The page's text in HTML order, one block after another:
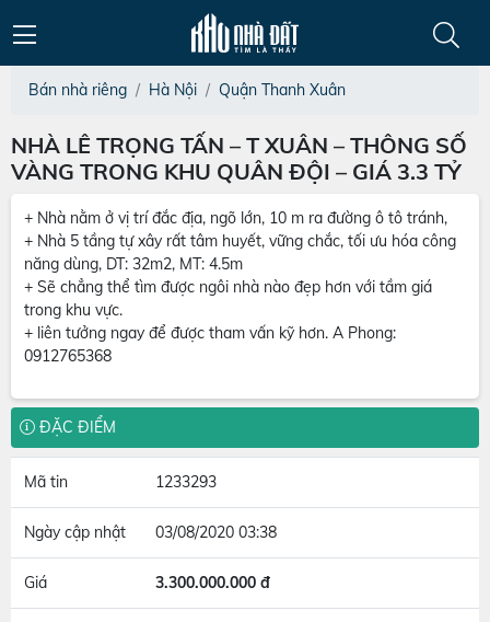
Bán nhà riêng Hà Nội Quận Thanh Xuân
NHÀ LÊ TRỌNG TẤN – T XUÂN – THÔNG SỐ
VÀNG TRONG KHU QUÂN ĐỘI – GIÁ 3.3 TỶ
+ Nhà nằm ở vị trí đắc địa, ngõ lớn, 10 m ra đường ô tô tránh,
+ Nhà 5 tầng tự xây rất tâm huyết, vững chắc, tối ưu hóa công
năng dùng, DT: 32m2, MT: 4.5m
+ Sẽ chẳng thể tìm được ngôi nhà nào đẹp hơn với tầm giá
trong khu vực.
+ liên tưởng ngay để được tham vấn kỹ hơn. A Phong:
0912765368
ĐẶC ĐIỂM
Mã tin 1233293
Ngày cập nhật 03/08/2020 03:38
Giá 3.300.000.000 đ